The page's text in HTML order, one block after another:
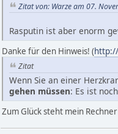
Zitat von: Warze am 07.
Rasputin ist aber enorm
Danke für den Hinweis! (
Zitat
Wenn Sie an einer
gehen müssen: Es ist
Zum Glück steht mein